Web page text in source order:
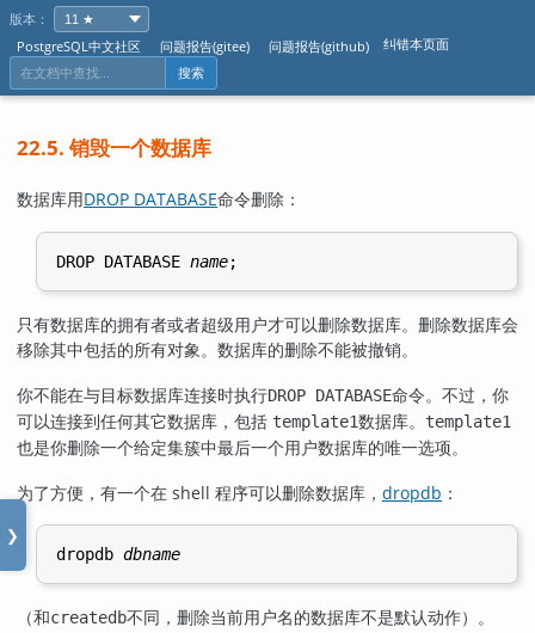
版本：
PostgreSQL中文社区
问题报告(gitee) 问题报告(github) 纠错本页面
搜索
❯
22.5. 销毁一个数据库
数据库用DROP DATABASE命令删除：
DROP DATABASE name
只有数据库的拥有者或者超级用户才可以删除数据库。删除数据库会
移除其中包括的所有对象。数据库的删除不能被撤销。
你不能在与目标数据库连接时执行DROP DATABASE命令。不过，你
可以连接到任何其它数据库，包括 template1数据库。 template1
也是你删除一个给定集簇中最后一个用户数据库的唯一选项。
为了方便，有一个在 shell 程序可以删除数据库， dropdb ：
dropdb dbname
（和createdb不同，删除当前用户名的数据库不是默认动作）。